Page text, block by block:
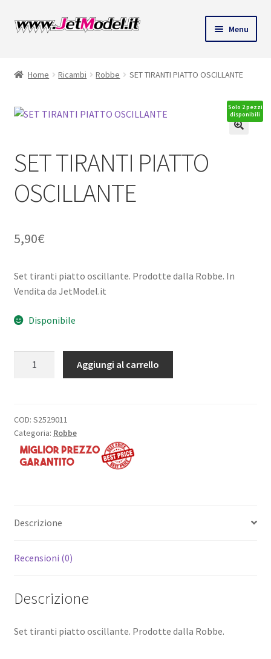
Vai
alla
Vai
Menu
Home Ricambi Robbe SET TIRANTI PIATTO OSCILLANTE
Solo 2 pezzi
disponibili
SET TIRANTI PIATTO
OSCILLANTE
5,90€
Set tiranti piatto oscillante. Prodotte dalla Robbe. In
Vendita da JetModel.it
Disponibile
quantità
Aggiungi al carrello
COD: S2529011
Categoria: Robbe
Descrizione
Recensioni (0)
Descrizione
Set tiranti piatto oscillante. Prodotte dalla Robbe.